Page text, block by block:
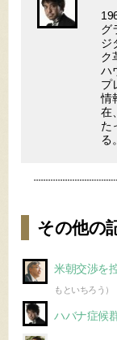
グ
ジ
ク
ハ
プ
情
在
た
る
その他の
米朝交渉を
もといちろう）
ハバナ症候